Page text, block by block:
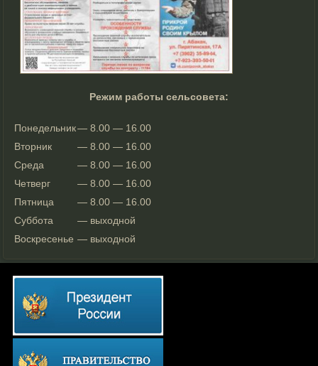
Режим работы сельсовета:
Понедельник— 8.00 — 16.00
Вторник
— 8.00 — 16.00
Среда
— 8.00 — 16.00
Четверг
— 8.00 — 16.00
Пятница
— 8.00 — 16.00
Суббота
— выходной
Воскресенье — выходной